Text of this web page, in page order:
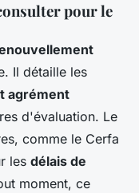
pour le
Il détaille les
agrément
d'évaluation. Le
comme le Cerfa
les délais de
moment, ce